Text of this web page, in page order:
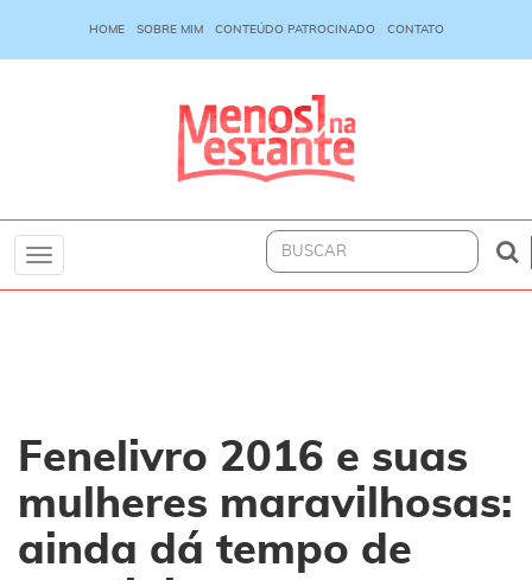
HOME SOBRE MIM CONTEÚDO PATROCINADO CONTATO
Toggle
Fenelivro 2016 e suas
mulheres maravilhosas:
ainda dá tempo de